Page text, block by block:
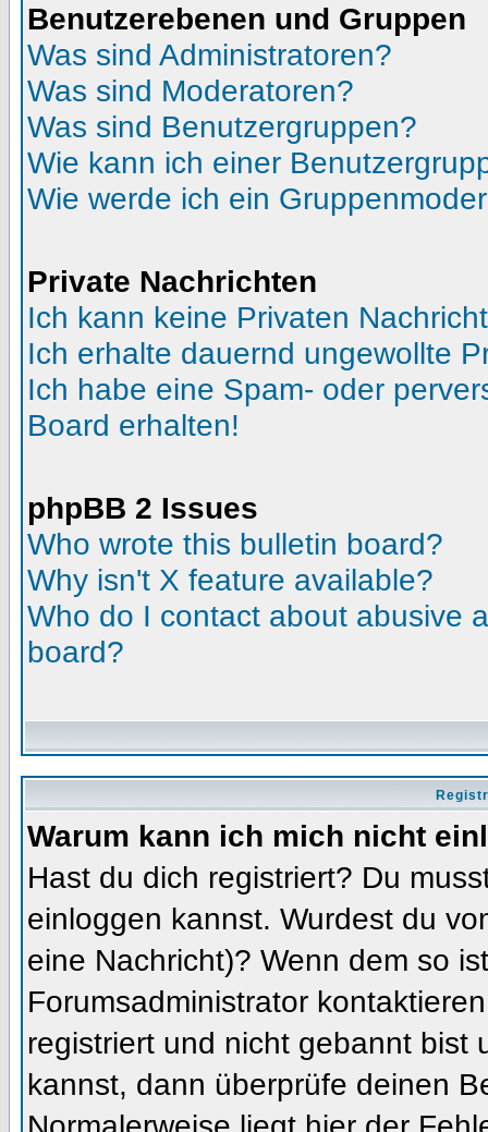
Benutzerebenen und Gruppen
Was sind Administratoren?
Was sind Moderatoren?
Was sind Benutzergruppen?
Wie kann ich einer
Wie werde ich ein
Private Nachrichten
Ich kann keine Privaten
Ich erhalte dauernd ungewollte
Ich habe eine Spam- oder
Board erhalten!
phpBB 2 Issues
Who wrote this bulletin board?
Why isn't X feature available?
Who do I contact about abusive
board?
Warum kann ich mich nicht
Hast du dich registriert? Du
einloggen kannst. Wurdest du
eine Nachricht)? Wenn dem so
Forumsadministrator
registriert und nicht gebannt bist
kannst, dann überprüfe deinen